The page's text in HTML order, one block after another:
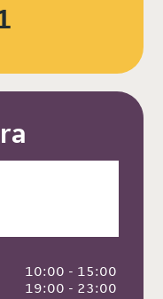
10:00 - 15:00
19:00 - 23:00